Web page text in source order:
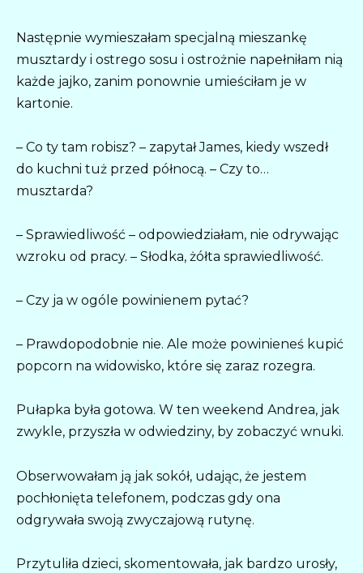
Następnie wymieszałam specjalną mieszankę
musztardy i ostrego sosu i ostrożnie napełniłam nią
każde jajko, zanim ponownie umieściłam je w
kartonie.
– Co ty tam robisz? – zapytał James, kiedy wszedł
do kuchni tuż przed północą. – Czy to…
musztarda?
– Sprawiedliwość – odpowiedziałam, nie odrywając
wzroku od pracy. – Słodka, żółta sprawiedliwość.
– Czy ja w ogóle powinienem pytać?
– Prawdopodobnie nie. Ale może powinieneś kupić
popcorn na widowisko, które się zaraz rozegra.
Pułapka była gotowa. W ten weekend Andrea, jak
zwykle, przyszła w odwiedziny, by zobaczyć wnuki.
Obserwowałam ją jak sokół, udając, że jestem
pochłonięta telefonem, podczas gdy ona
odgrywała swoją zwyczajową rutynę.
Przytuliła dzieci, skomentowała, jak bardzo urosły,